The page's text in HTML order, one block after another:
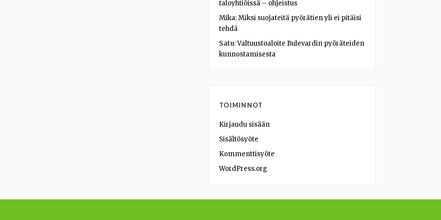
taloyhtiöissä – ohjeistus
Mika:Miksi suojateitä pyörätien yli ei pitäisi
tehdä
Satu:Valtuustoaloite Bulevardin pyöräteiden
kunnostamisesta
TOIMINNOT
Kirjaudu sisään
Sisältösyöte
Kommenttisyöte
WordPress.org